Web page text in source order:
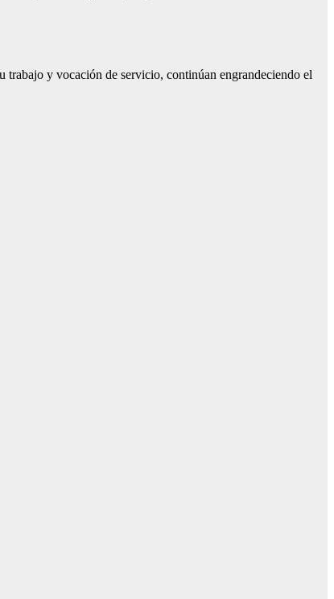
y vocación de servicio, continúan engrandeciendo el